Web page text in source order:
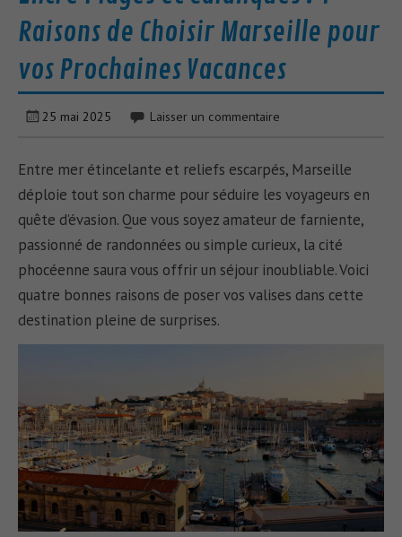
Raisons de Choisir Marseille pour
vos Prochaines Vacances
25 mai 2025 Laisser un commentaire
Entre mer étincelante et reliefs escarpés, Marseille
déploie tout son charme pour séduire les voyageurs en
quête d’évasion. Que vous soyez amateur de farniente,
passionné de randonnées ou simple curieux, la cité
phocéenne saura vous offrir un séjour inoubliable. Voici
quatre bonnes raisons de poser vos valises dans cette
destination pleine de surprises.